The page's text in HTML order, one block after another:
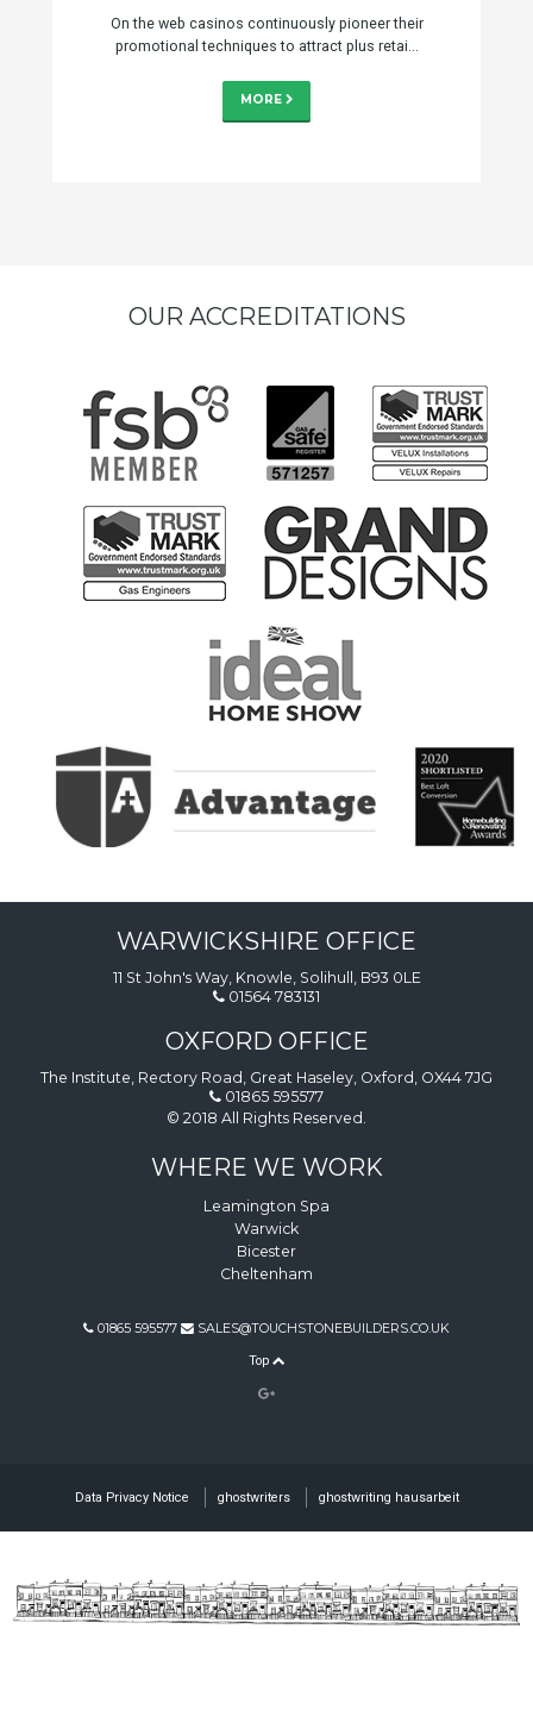
On the web casinos continuously pioneer their
promotional techniques to attract plus retai...
MORE
OUR ACCREDITATIONS
WARWICKSHIRE OFFICE
11 St John's Way, Knowle, Solihull, B93 0LE
01564 783131
OXFORD OFFICE
The Institute, Rectory Road, Great Haseley, Oxford, OX44 7JG
01865 595577
© 2018 All Rights Reserved.
WHERE WE WORK
Leamington Spa
Warwick
Bicester
Cheltenham
01865 595577 SALES@TOUCHSTONEBUILDERS.CO.UK
Top
Data Privacy Notice ghostwriters ghostwriting hausarbeit